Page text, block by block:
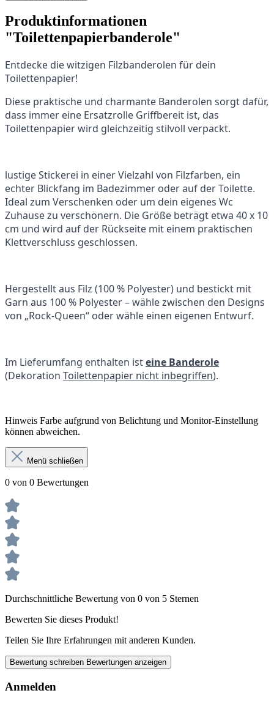
Produktinformationen
"Toilettenpapierbanderole"
Entdecke die witzigen Filzbanderolen für dein
Toilettenpapier!
Diese praktische und charmante Banderolen sorgt dafür,
dass immer eine Ersatzrolle Griffbereit ist, das
Toilettenpapier wird gleichzeitig stilvoll verpackt.
lustige Stickerei in einer Vielzahl von Filzfarben, ein
echter Blickfang im Badezimmer oder auf der Toilette.
Ideal zum Verschenken oder um dein eigenes Wc
Zuhause zu verschönern. Die Größe beträgt etwa 40 x 10
cm und wird auf der Rückseite mit einem praktischen
Klettverschluss geschlossen.
Hergestellt aus Filz (100 % Polyester) und bestickt mit
Garn aus 100 % Polyester – wähle zwischen den Designs
von „Rock-Queen“ oder wähle einen eigenen Entwurf.
Im Lieferumfang enthalten isteine Banderole
(Dekoration Toilettenpapier nicht inbegriffen).
Hinweis Farbe aufgrund von Belichtung und Monitor-Einstellung
können abweichen.
Menü schließen
0 von 0 Bewertungen
Durchschnittliche Bewertung von 0 von 5 Sternen
Bewerten Sie dieses Produkt!
Teilen Sie Ihre Erfahrungen mit anderen Kunden.
Bewertung schreiben Bewertungen anzeigen
Anmelden